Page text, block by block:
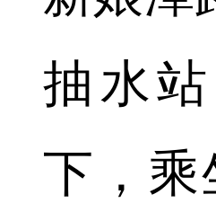
抽水
下，